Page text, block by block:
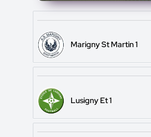
Marigny St Martin 1
Lusigny Et 1